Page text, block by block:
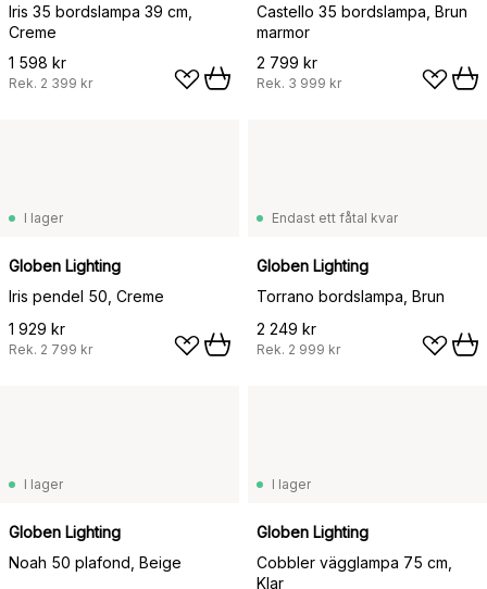
Iris 35 bordslampa 39 cm,
Creme
1 598 kr
Rek. 2 399 kr
Castello 35 bordslampa, Brun
marmor
2 799 kr
Rek. 3 999 kr
I lager
Globen Lighting
Iris pendel 50, Creme
1 929 kr
Rek. 2 799 kr
Endast ett fåtal kvar
Globen Lighting
Torrano bordslampa, Brun
2 249 kr
Rek. 2 999 kr
I lager
Globen Lighting
Noah 50 plafond, Beige
I lager
Globen Lighting
Cobbler vägglampa 75 cm,
Klar